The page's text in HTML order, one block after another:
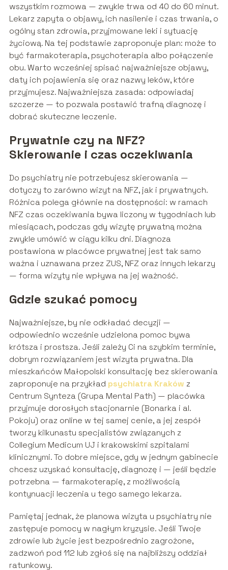
wszystkim rozmowa — zwykle trwa od 40 do 60 minut.
Lekarz zapyta o objawy, ich nasilenie i czas trwania, o
ogólny stan zdrowia, przyjmowane leki i sytuację
życiową. Na tej podstawie zaproponuje plan: może to
być farmakoterapia, psychoterapia albo połączenie
obu. Warto wcześniej spisać najważniejsze objawy,
daty ich pojawienia się oraz nazwy leków, które
przyjmujesz. Najważniejsza zasada: odpowiadaj
szczerze — to pozwala postawić trafną diagnozę i
dobrać skuteczne leczenie.
Prywatnie czy na NFZ?
Skierowanie i czas oczekiwania
Do psychiatry nie potrzebujesz skierowania —
dotyczy to zarówno wizyt na NFZ, jak i prywatnych.
Różnica polega głównie na dostępności: w ramach
NFZ czas oczekiwania bywa liczony w tygodniach lub
miesiącach, podczas gdy wizytę prywatną można
zwykle umówić w ciągu kilku dni. Diagnoza
postawiona w placówce prywatnej jest tak samo
ważna i uznawana przez ZUS, NFZ oraz innych lekarzy
— forma wizyty nie wpływa na jej ważność.
Gdzie szukać pomocy
Najważniejsze, by nie odkładać decyzji —
odpowiednio wcześnie udzielona pomoc bywa
krótsza i prostsza. Jeśli zależy Ci na szybkim terminie,
dobrym rozwiązaniem jest wizyta prywatna. Dla
mieszkańców Małopolski konsultację bez skierowania
zaproponuje na przykład psychiatra Kraków z
Centrum Synteza (Grupa Mental Path) — placówka
przyjmuje dorosłych stacjonarnie (Bonarka i al.
Pokoju) oraz online w tej samej cenie, a jej zespół
tworzy kilkunastu specjalistów związanych z
Collegium Medicum UJ i krakowskimi szpitalami
klinicznymi. To dobre miejsce, gdy w jednym gabinecie
chcesz uzyskać konsultację, diagnozę i — jeśli będzie
potrzebna — farmakoterapię, z możliwością
kontynuacji leczenia u tego samego lekarza.
Pamiętaj jednak, że planowa wizyta u psychiatry nie
zastępuje pomocy w nagłym kryzysie. Jeśli Twoje
zdrowie lub życie jest bezpośrednio zagrożone,
zadzwoń pod 112 lub zgłoś się na najbliższy oddział
ratunkowy.